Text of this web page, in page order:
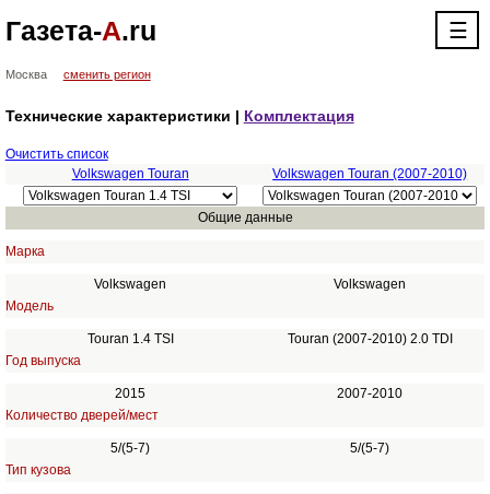
Газета-А.ru ☰
Москва сменить регион
Технические характеристики | Комплектация
Очистить список
Volkswagen Touran
Volkswagen Touran (2007-2010)
Общие данные
Марка
Volkswagen
Volkswagen
Модель
Touran 1.4 TSI
Touran (2007-2010) 2.0 TDI
Год выпуска
2015
2007-2010
Количество дверей/мест
5/(5-7)
5/(5-7)
Тип кузова